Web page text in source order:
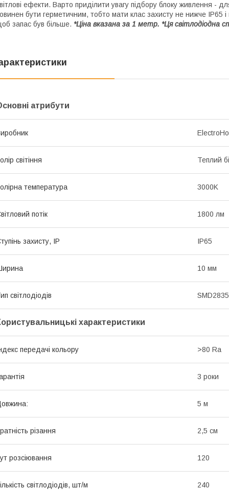
ефекти. Варто приділити увагу підбору блоку живлення -
бути герметичним, тобто мати клас захисту не нижче IP65
запас був більше. *Ціна вказана за 1 метр. *Ця
атрибути
світіння Теплий
температура 3000K
потік 1800 лм
захисту, IP IP65
10 мм
світлодіодів SMD2835
характеристики
передачі кольору >80 Ra
3 роки
5 м
різання 2,5 см
розсіювання 120
світлодіодів, шт/м 240